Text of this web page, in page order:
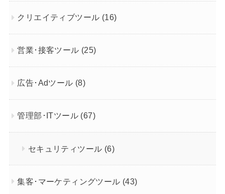
クリエイティブツール (16)
営業･接客ツール (25)
広告･Adツール (8)
管理部･ITツール (67)
セキュリティツール (6)
集客･マーケティングツール (43)